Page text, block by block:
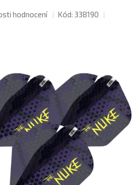
hodnocení Kód: 338190